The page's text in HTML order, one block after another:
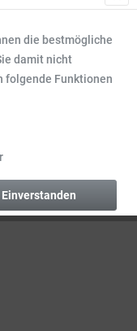
die bestmögliche
damit nicht
folgende Funktionen
Einverstanden